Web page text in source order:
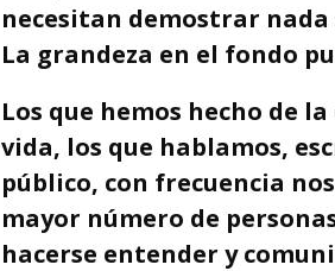
necesitan demostrar
La grandeza en el fondo
Los que hemos hecho de
vida, los que hablamos,
público, con frecuencia
mayor número de
hacerse entender y